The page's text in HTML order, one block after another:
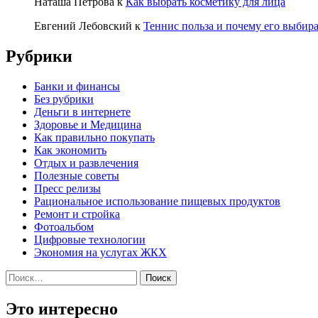
Евгений Лебовский к Теннис польза и почему его
Рубрики
Банки и финансы
Без рубрики
Деньги в интернете
Здоровье и Медицина
Как правильно покупать
Как экономить
Отдых и развлечения
Полезные советы
Пресс релизы
Рациональное использование пищевых продуктов
Ремонт и стройка
Фотоальбом
Цифровые технологии
Экономия на услугах ЖКХ
Найти:
Это интересно